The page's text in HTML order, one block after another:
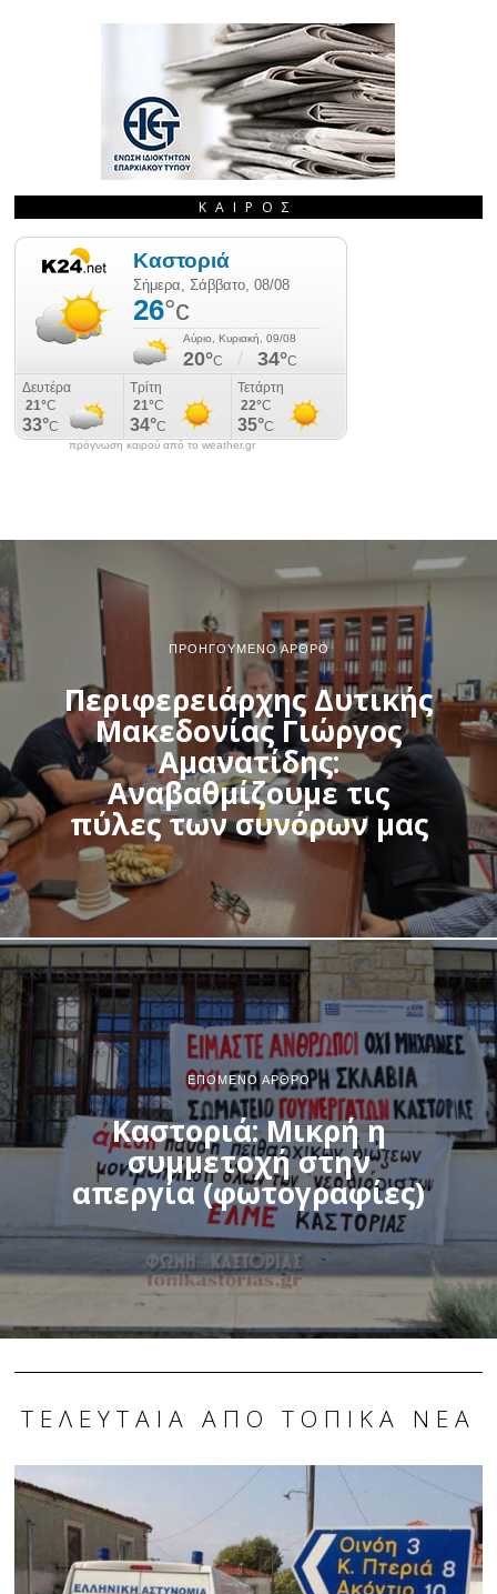
ΚΑΙΡΌΣ
πρόγνωση καιρού από το weather.gr
ΠΡΟΗΓΟΎΜΕΝΟ ΆΡΘΡΟ
Περιφερειάρχης Δυτικής
Μακεδονίας Γιώργος
Αμανατίδης:
Αναβαθμίζουμε τις
πύλες των συνόρων μας
ΕΠΌΜΕΝΟ ΆΡΘΡΟ
Καστοριά: Μικρή η
συμμετοχή στην
απεργία (φωτογραφίες)
ΤΕΛΕΥΤΑΊΑ ΑΠΌ ΤΟΠΙΚΆ ΝΈΑ